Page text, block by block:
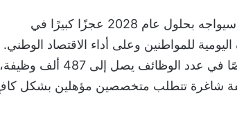
وأظهرت دراسة حديثة للمعهد أن الاقتصاد الألماني سيواجه بحلول عام 2028 عجزًا كبيرًا في
للمواطنين وعلى أداء الاقتصاد الوطني.
وكانت دراسة سابقة نُشرت عام 2023 توقعت نقصًا في عدد الوظائف يصل إلى 487 ألف وظيفة،